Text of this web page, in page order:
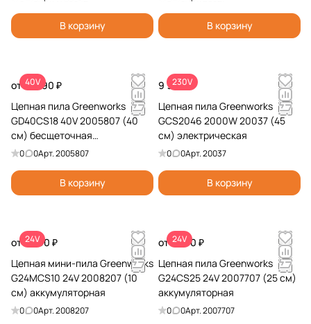
В корзину В корзину
40V
от 15 990 ₽
Цепная пила Greenworks
GD40CS18 40V 2005807 (40
см) бесщеточная
аккумуляторная
0 0Арт.2005807
В корзину
230V
9 990 ₽
Цепная пила Greenworks
GCS2046 2000W 20037 (45
см) электрическая
0 0Арт.20037
В корзину
24V
от 5 990 ₽
Цепная мини-пила Greenworks
G24MCS10 24V 2008207 (10
см) аккумуляторная
0 0Арт.2008207
24V
от 7 990 ₽
Цепная пила Greenworks
G24CS25 24V 2007707 (25 см)
аккумуляторная
0 0Арт.2007707